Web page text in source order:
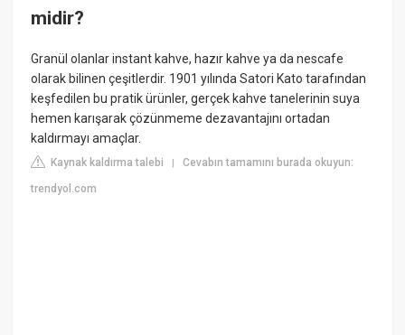
midir?
Granül olanlar instant kahve, hazır kahve ya da nescafe
olarak bilinen çeşitlerdir. 1901 yılında Satori Kato tarafından
keşfedilen bu pratik ürünler, gerçek kahve tanelerinin suya
hemen karışarak çözünmeme dezavantajını ortadan
kaldırmayı amaçlar.
Kaynak kaldırma talebi |Cevabın tamamını burada okuyun:
trendyol.com